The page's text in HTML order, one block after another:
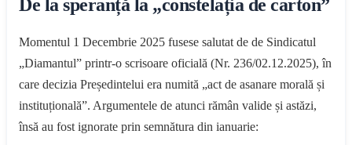
De la speranță la „constelația de carton”
Momentul 1 Decembrie 2025 fusese salutat de de Sindicatul
„Diamantul” printr-o scrisoare oficială (Nr. 236/02.12.2025), în
care decizia Președintelui era numită „act de asanare morală și
instituțională”. Argumentele de atunci rămân valide și astăzi,
însă au fost ignorate prin semnătura din ianuarie: